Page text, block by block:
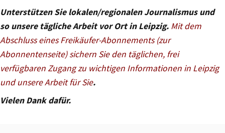
Unterstützen Sie lokalen/regionalen Journalismus und
so unsere tägliche Arbeit vor Ort in Leipzig. Mit dem
Abschluss eines Freikäufer-Abonnements (zur
Abonnentenseite) sichern Sie den täglichen, frei
verfügbaren Zugang zu wichtigen Informationen in Leipzig
und unsere Arbeit für Sie.
Vielen Dank dafür.